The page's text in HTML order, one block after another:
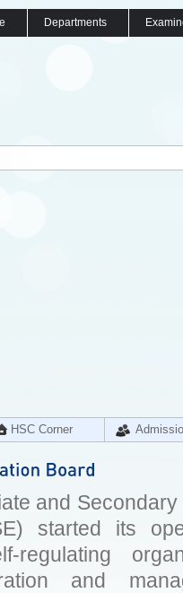
Departments
HSC Corner
and
started its
regulating
and